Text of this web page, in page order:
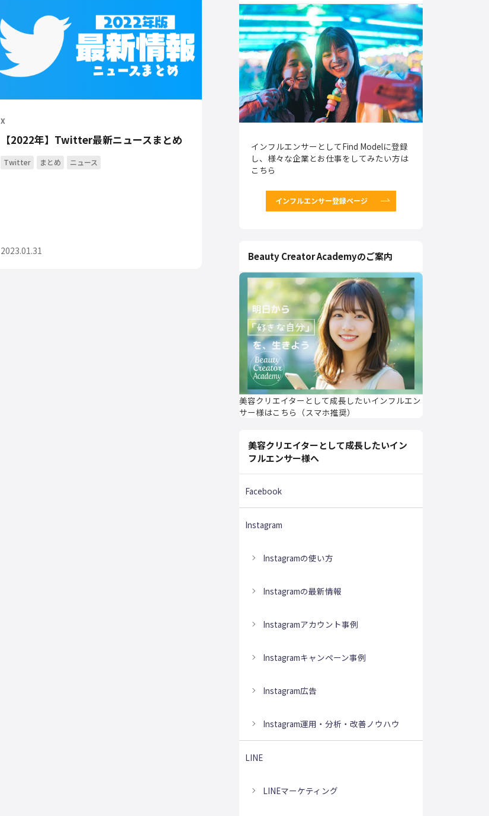
X
【2022年】Twitter最新ニュースまとめ
Twitter まとめ ニュース
2023.01.31
インフルエンサーとしてFind Modelに登録
し、様々な企業とお仕事をしてみたい方は
こちら
インフルエンサー登録ページ
Beauty Creator Academyのご案内
美容クリエイターとして成長したいインフルエン
サー様はこちら（スマホ推奨）
美容クリエイターとして成長したいイン
フルエンサー様へ
Facebook
Instagram
Instagramの使い方
Instagramの最新情報
Instagramアカウント事例
Instagramキャンペーン事例
Instagram広告
Instagram運用・分析・改善ノウハウ
LINE
LINEマーケティング